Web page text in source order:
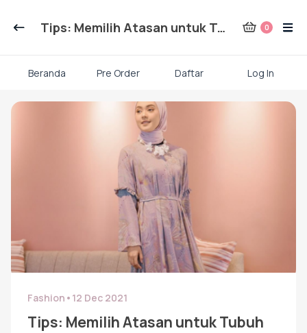
Skip
Tips: Memilih Atasan untuk Tubuh Berisi 2 0
Beranda Pre Order Daftar Log In
Atasan
Gamis Dewasa
Baju Koko Dewasa
Gamis Anak-anak
Fashion • 12 Dec 2021
Tips: Memilih Atasan untuk Tubuh